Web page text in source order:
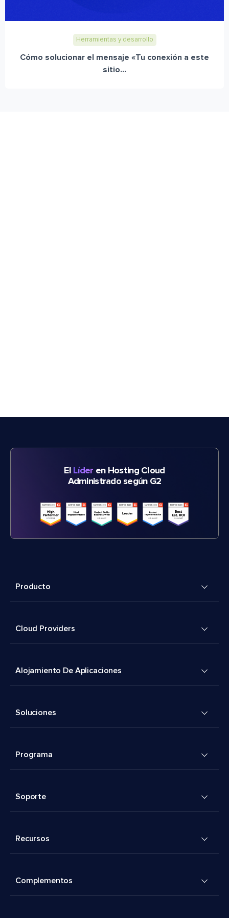
Herramientas y desarrollo
Cómo solucionar el mensaje «Tu conexión a este
sitio...
El Líder en Hosting Cloud
Administrado según G2
Producto
Cloud Providers
Alojamiento De Aplicaciones
Soluciones
Programa
Soporte
Recursos
Complementos